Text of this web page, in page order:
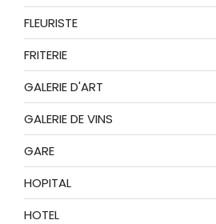
FLEURISTE
FRITERIE
GALERIE D'ART
GALERIE DE VINS
GARE
HOPITAL
HOTEL